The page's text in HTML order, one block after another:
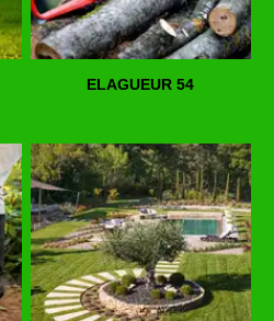
ELAGUEUR 54